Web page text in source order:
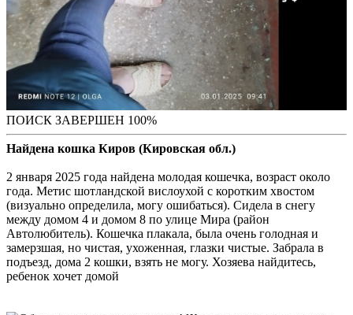
ПОИСК ЗАВЕРШЕН 100%
Найдена кошка Киров (Кировская обл.)
2 января 2025 года найдена молодая кошечка, возраст около
года. Метис шотландской вислоухой с коротким хвостом
(визуально определила, могу ошибаться). Сидела в снегу
между домом 4 и домом 8 по улице Мира (район
Автолюбитель). Кошечка плакала, была очень голодная и
замерзшая, но чистая, ухоженная, глазки чистые. Забрала в
подъезд, дома 2 кошки, взять не могу. Хозяева найдитесь,
ребенок хочет домой